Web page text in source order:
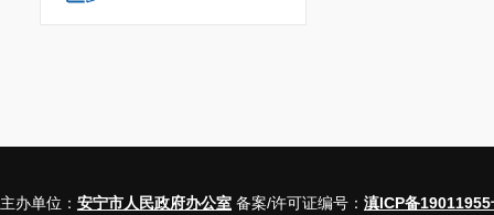
主办单位： 安宁市人民政府办公室 备案/许可证编号： 滇ICP备